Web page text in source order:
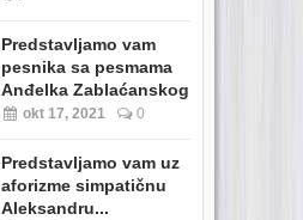
Predstavljamo vam
pesnika sa pesmama
Anđelka Zablaćanskog
okt 17, 2021 0
Predstavljamo vam uz
aforizme simpatičnu
Aleksandru...